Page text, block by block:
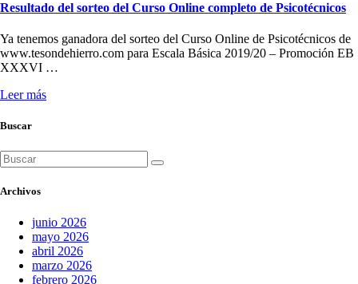
Resultado del sorteo del Curso Online completo de Psicotécnicos
Ya tenemos ganadora del sorteo del Curso Online de Psicotécnicos de
www.tesondehierro.com para Escala Básica 2019/20 – Promoción EB
XXXVI …
Leer más
Buscar
Buscar:
Archivos
junio 2026
mayo 2026
abril 2026
marzo 2026
febrero 2026